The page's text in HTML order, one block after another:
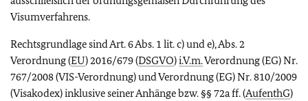
Visumverfahrens.
Rechtsgrundlage sind Art. 6 Abs. 1 lit. c) und e), Abs. 2
Verordnung (EU) 2016/679 (DSGVO)i.V.m.Verordnung (EG) Nr.
767/2008 (VIS-Verordnung) und Verordnung (EG) Nr. 810/2009
(Visakodex) inklusive seiner Anhänge bzw. §§ 72a ff. (AufenthG)